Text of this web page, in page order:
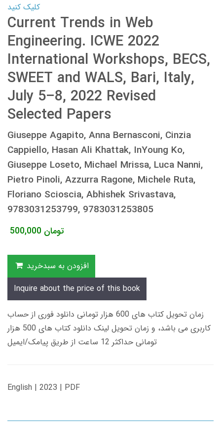
کلیک کنید
Current Trends in Web
Engineering. ICWE 2022
International Workshops, BECS,
SWEET and WALS, Bari, Italy,
July 5–8, 2022 Revised
Selected Papers
Giuseppe Agapito, Anna Bernasconi, Cinzia
Cappiello, Hasan Ali Khattak, InYoung Ko,
Giuseppe Loseto, Michael Mrissa, Luca Nanni,
Pietro Pinoli, Azzurra Ragone, Michele Ruta,
Floriano Scioscia, Abhishek Srivastava,
9783031253799, 9783031253805
500,000 تومان
افزودن به سبدخرید
Inquire about the price of this book
زمان تحویل کتاب های 600 هزار تومانی دانلود فوری از حساب
کاربری می باشد، و زمان تحویل لینک دانلود کتاب های 500 هزار
تومانی حداکثر 12 ساعت از طریق پیامک/ایمیل
English | 2023 | PDF